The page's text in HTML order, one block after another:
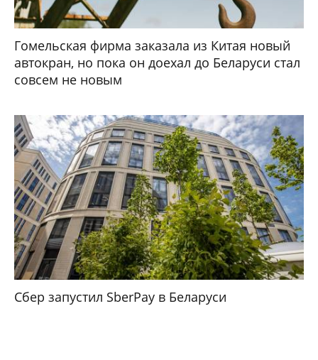
Гомельская фирма заказала из Китая новый
автокран, но пока он доехал до Беларуси стал
совсем не новым
Сбер запустил SberPay в Беларуси